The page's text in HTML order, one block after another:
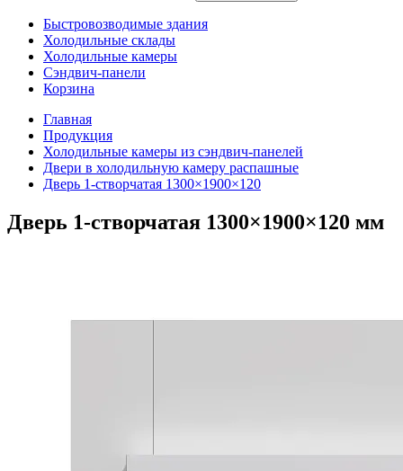
Быстровозводимые здания
Холодильные склады
Холодильные камеры
Сэндвич-панели
Корзина
Главная
Продукция
Холодильные камеры из сэндвич-панелей
Двери в холодильную камеру распашные
Дверь 1-створчатая 1300×1900×120
Дверь 1-створчатая 1300×1900×120 мм